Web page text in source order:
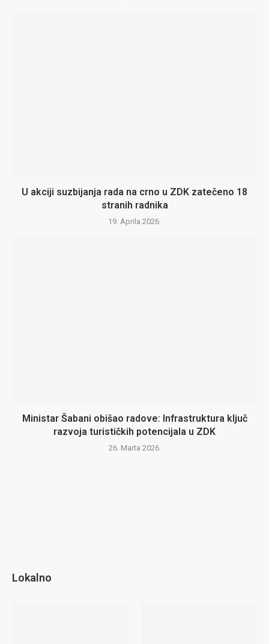
U akciji suzbijanja rada na crno u ZDK zatečeno 18
stranih radnika
19. Aprila 2026.
Ministar Šabani obišao radove: Infrastruktura ključ
razvoja turističkih potencijala u ZDK
26. Marta 2026.
Lokalno